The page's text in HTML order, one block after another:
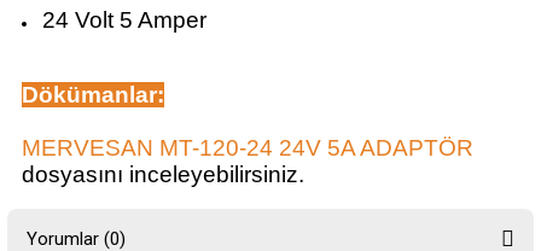
24 Volt 5 Amper
Dökümanlar:
MERVESAN MT-120-24 24V 5A ADAPTÖR
dosyasını inceleyebilirsiniz.
Yorumlar (0)